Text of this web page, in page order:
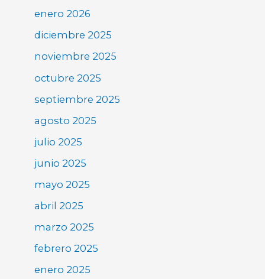
enero 2026
diciembre 2025
noviembre 2025
octubre 2025
septiembre 2025
agosto 2025
julio 2025
junio 2025
mayo 2025
abril 2025
marzo 2025
febrero 2025
enero 2025